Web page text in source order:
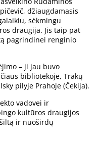
džiaugdamasis
sėkmingu
draugija. Jis taip pat
pagrindinei renginio
– ji jau buvo
bibliotekoje, Trakų
pilyje Prahoje (Čekija).
vadovei ir
kultūros draugijos
ir nuoširdų